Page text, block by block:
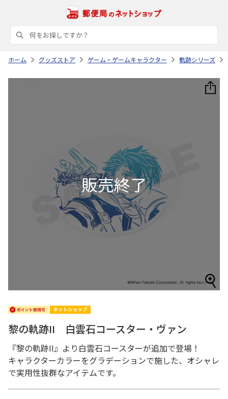
ホーム グッズストア ゲーム・ゲームキャラクター 軌跡シリーズ
黎の軌跡II 白雲石コースター・ヴァン
『黎の軌跡II』より白雲石コースターが追加で登場！
キャラクターカラーをグラデーションで施した、オシャレ
で実用性抜群なアイテムです。